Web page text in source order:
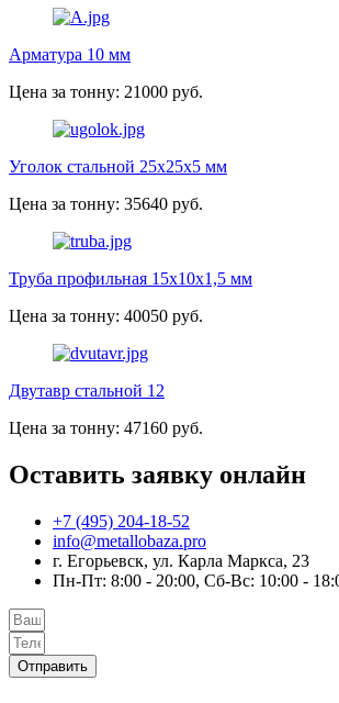
Арматура 10 мм
Цена за тонну: 21000 руб.
Уголок стальной 25х25х5 мм
Цена за тонну: 35640 руб.
Труба профильная 15х10х1,5 мм
Цена за тонну: 40050 руб.
Двутавр стальной 12
Цена за тонну: 47160 руб.
Оставить заявку онлайн
+7 (495) 204-18-52
info@metallobaza.pro
г. Егорьевск, ул. Карла Маркса, 23
Пн-Пт: 8:00 - 20:00, Сб-Вс: 10:00 -
Отправить